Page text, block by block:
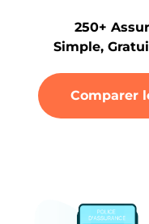
250+
Simple,
Comparer